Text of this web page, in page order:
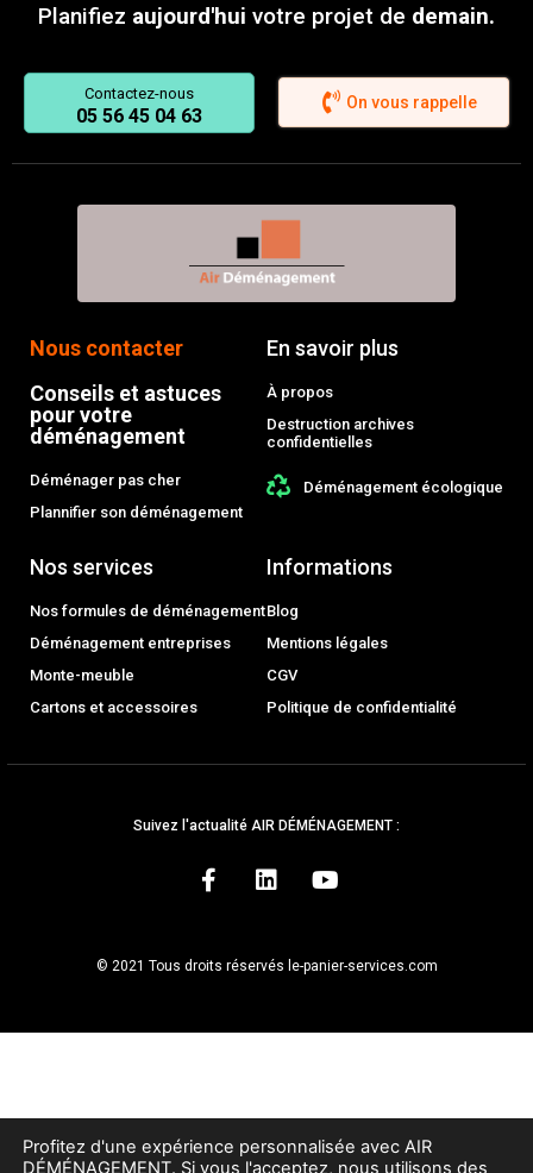
Planifiez aujourd'hui votre projet de demain.
Contactez-nous
05 56 45 04 63
On vous rappelle
Nous contacter
Conseils et astuces
pour votre
déménagement
Déménager pas cher
Plannifier son déménagement
En savoir plus
À propos
Destruction archives
confidentielles
Déménagement écologique
Nos services
Nos formules de déménagement
Déménagement entreprises
Monte-meuble
Cartons et accessoires
Informations
Blog
Mentions légales
CGV
Politique de confidentialité
Suivez l'actualité AIR DÉMÉNAGEMENT :
© 2021 Tous droits réservés le-panier-services.com
Profitez d'une expérience personnalisée avec AIR
DÉMÉNAGEMENT. Si vous l'acceptez, nous utilisons des